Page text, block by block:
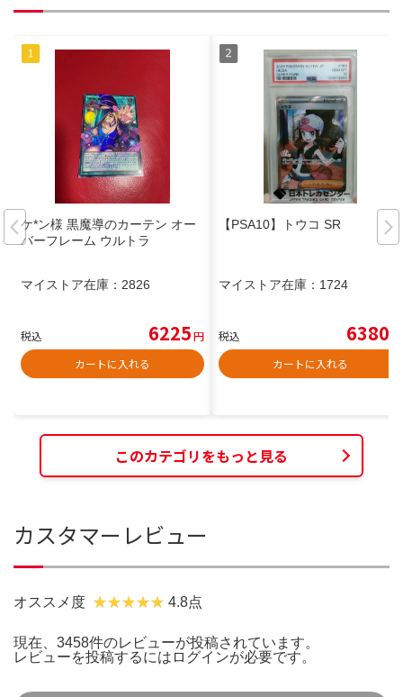
ケ*ン様 黒魔導のカーテン オー
バーフレーム ウルトラ
マイストア在庫： 2826
税込 6225円
カートに入れる
【PSA10】トウコ SR
マイストア在庫： 1724
税込 6380
カートに入れる
このカテゴリをもっと見る
カスタマーレビュー
オススメ度 4.8点
現在、3458件のレビューが投稿されています。
レビューを投稿するには ログインが必要です。